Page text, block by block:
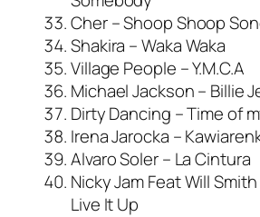
Cher – Shoop Shoop
Shakira – Waka Waka
Village People – Y.M.C.A
Michael Jackson – Billie
Dirty Dancing – Time of
Irena Jarocka –
Alvaro Soler – La Cintura
Nicky Jam Feat Will
Live It Up